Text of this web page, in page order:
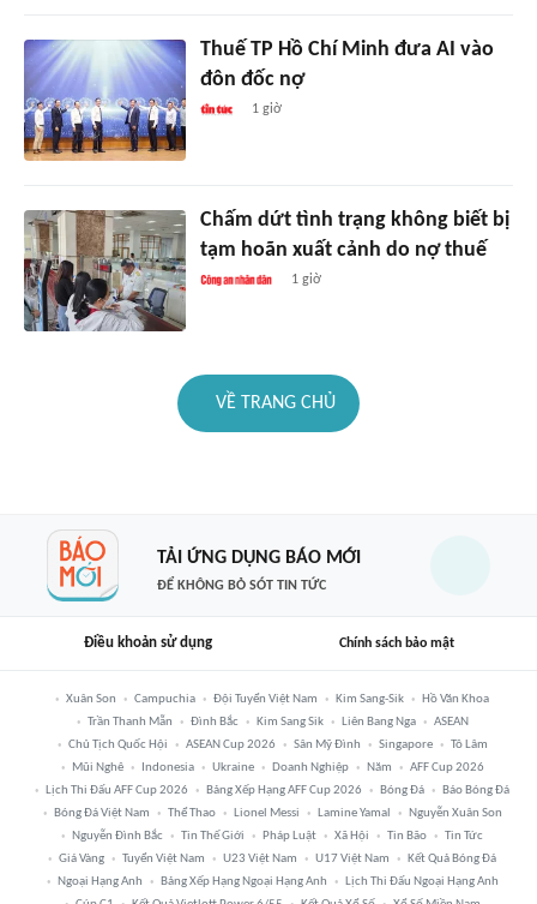
Thuế TP Hồ Chí Minh đưa AI vào
đôn đốc nợ
1 giờ
Chấm dứt tình trạng không biết bị
tạm hoãn xuất cảnh do nợ thuế
1 giờ
VỀ TRANG CHỦ
TẢI ỨNG DỤNG BÁO MỚI
ĐỂ KHÔNG BỎ SÓT TIN TỨC
Điều khoản sử dụng Chính sách bảo mật
Xuân Son Campuchia Đội Tuyển Việt Nam Kim Sang-Sik
Hồ Văn Khoa
Trần Thanh Mẫn
Đình Bắc Kim Sang Sik Liên Bang Nga
ASEAN
Chủ Tịch Quốc Hội
ASEAN Cup 2026 Sân Mỹ Đình Singapore
Tô Lâm
Mũi Nghê
Indonesia Ukraine Doanh Nghiệp Năm
AFF Cup 2026
Lịch Thi Đấu AFF Cup 2026
Bảng Xếp Hạng AFF Cup 2026 Bóng Đá
Báo Bóng Đá
Bóng Đá Việt Nam
Thể Thao Lionel Messi Lamine Yamal
Nguyễn Xuân Son
Nguyễn Đình Bắc
Tin Thế Giới Pháp Luật Xã Hội Tin Bão
Tin Tức
Giá Vàng
Tuyển Việt Nam U23 Việt Nam U17 Việt Nam
Kết Quả Bóng Đá
Ngoại Hạng Anh
Bảng Xếp Hạng Ngoại Hạng Anh
Lịch Thi Đấu Ngoại Hạng Anh